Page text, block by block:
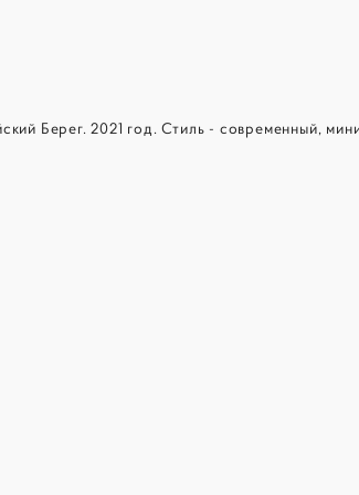
Берег. 2021 год. Стиль - современный,